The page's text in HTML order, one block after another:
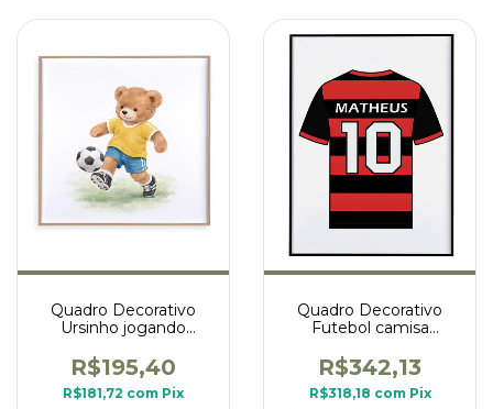
Quadro Decorativo
Ursinho jogando
R$195,40
R$181,72 com Pix
Quadro Decorativo
Futebol camisa
R$342,13
R$318,18 com Pix